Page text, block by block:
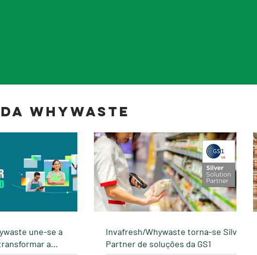
WHYWASTE
une-se a
Invafresh/Whywaste torna-se Silver
Partner de soluções da GS1